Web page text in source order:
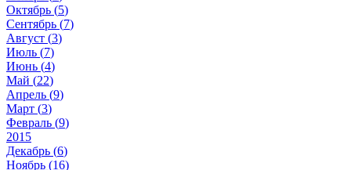
Октябрь (5)
Сентябрь (7)
Август (3)
Июль (7)
Июнь (4)
Май (22)
Апрель (9)
Март (3)
Февраль (9)
2015
Декабрь (6)
Ноябрь (16)